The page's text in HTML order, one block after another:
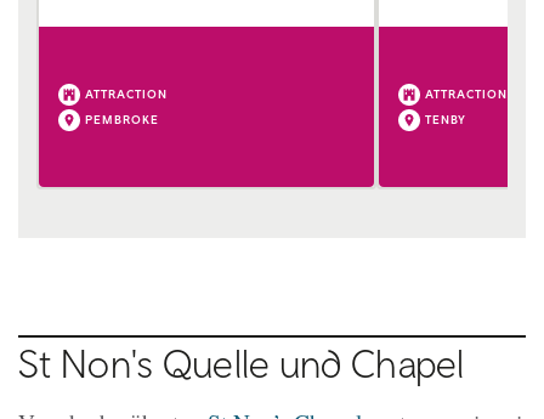
ATTRACTION
PEMBROKE
ATTRACTION
TENBY
St Non's Quelle und Chapel